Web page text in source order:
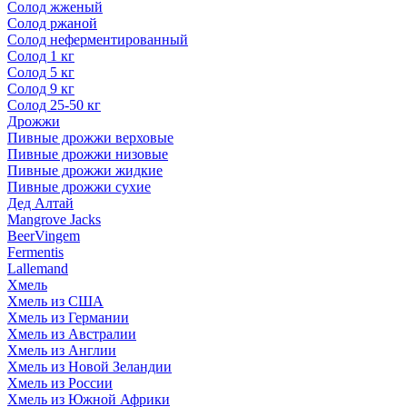
Солод жженый
Солод ржаной
Солод неферментированный
Солод 1 кг
Солод 5 кг
Солод 9 кг
Солод 25-50 кг
Дрожжи
Пивные дрожжи верховые
Пивные дрожжи низовые
Пивные дрожжи жидкие
Пивные дрожжи сухие
Дед Алтай
Mangrove Jacks
BeerVingem
Fermentis
Lallemand
Хмель
Хмель из США
Хмель из Германии
Хмель из Австралии
Хмель из Англии
Хмель из Новой Зеландии
Хмель из России
Хмель из Южной Африки